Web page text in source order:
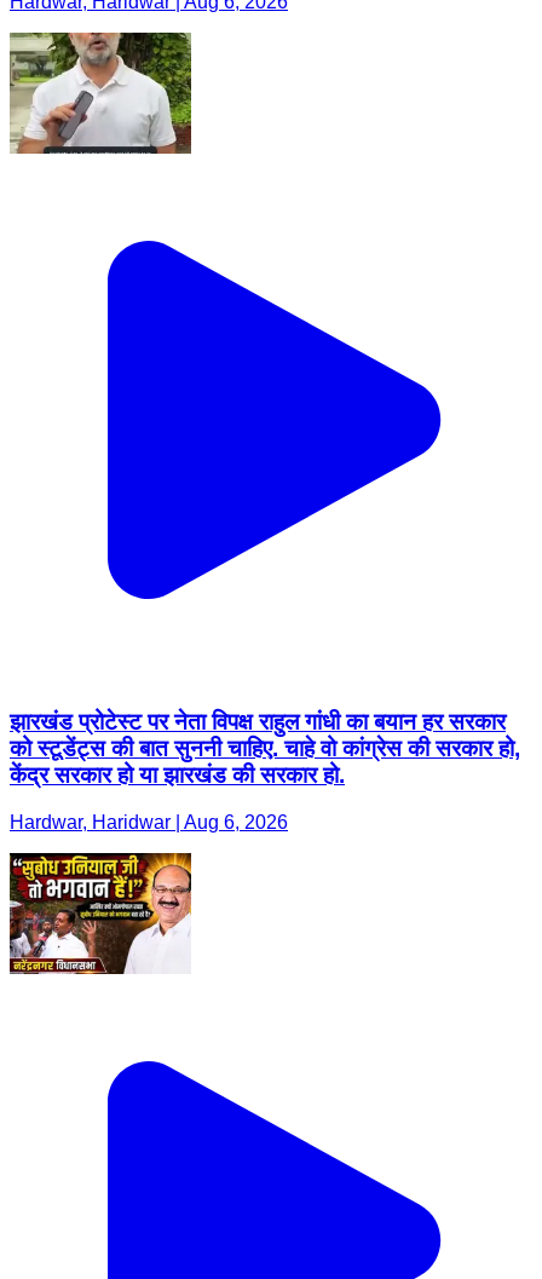
झारखंड प्रोटेस्ट पर नेता विपक्ष राहुल गांधी का बयान हर सरकार
को स्टूडेंट्स की बात सुननी चाहिए. चाहे वो कांग्रेस की सरकार हो,
केंद्र सरकार हो या झारखंड की सरकार हो.
Hardwar, Haridwar | Aug 6, 2026